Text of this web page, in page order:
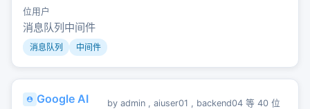
位用户
消息队列中间件
消息队列 中间件
Google AI by admin , aiuser01 , backend04 等 40 位